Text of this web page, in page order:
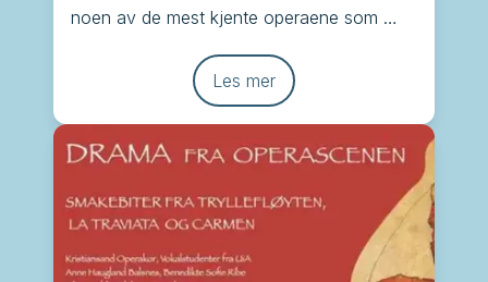
noen av de mest kjente operaene som
Les mer